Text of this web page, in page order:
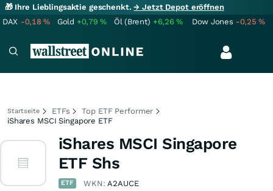
🎁 Ihre Lieblingsaktie geschenkt.→ Jetzt Depot eröffnen
DAX -0,18% Gold +0,79% Öl (Brent) +6,26% Dow Jones -0,25%
Startseite ETFs
Top ETF Performer
iShares MSCI Singapore ETF
iShares MSCI Singapore
ETF Shs
ETF WKN:A2AUCE